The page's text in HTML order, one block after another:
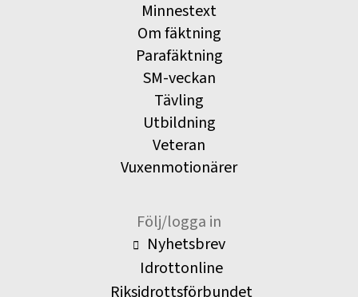
Minnestext
Om fäktning
Parafäktning
SM-veckan
Tävling
Utbildning
Veteran
Vuxenmotionärer
Följ/logga in
Nyhetsbrev
Idrottonline
Riksidrottsförbundet